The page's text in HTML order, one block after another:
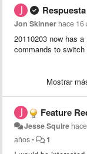
Respuesta
Jon Skinner hace 16
20110203 now has
commands to switch
Windows, and
Mostrar
Feature
Jesse Squire
años• 1